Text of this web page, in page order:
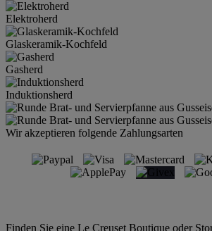
Elektroherd
Glaskeramik-Kochfeld
Gasherd
Induktionsherd
Wir akzeptieren folgende Zahlungsarten
Finden Sie eine Le Creuset Boutique oder